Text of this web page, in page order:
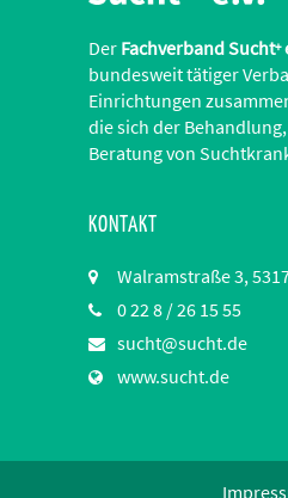
Der Fachverband Sucht+
bundesweit tätiger
Einrichtungen
die sich der
Beratung von
KONTAKT
Walramstraße 3,
0 22 8 / 26 15 55
sucht@sucht.de
www.sucht.de